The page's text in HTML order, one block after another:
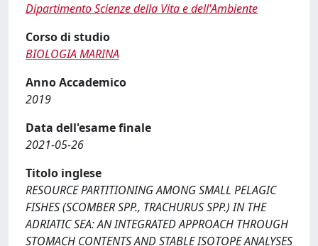
Dipartimento Scienze della Vita e dell'Ambiente
Corso di studio
BIOLOGIA MARINA
Anno Accademico
2019
Data dell'esame finale
2021-05-26
Titolo inglese
RESOURCE PARTITIONING AMONG SMALL PELAGIC
FISHES (SCOMBER SPP., TRACHURUS SPP.) IN THE
ADRIATIC SEA: AN INTEGRATED APPROACH THROUGH
STOMACH CONTENTS AND STABLE ISOTOPE ANALYSES